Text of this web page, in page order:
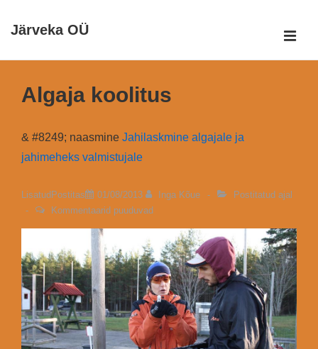
OtseJärveka OÜ
navigatsioon
Algaja koolitus
& #8249; naasmine Jahilaskmine algajale ja
jahimeheks valmistujale
LisatudPostitas 01/08/2013 Inga Kõue
Postitatud ajal
Kommentaarid puuduvad